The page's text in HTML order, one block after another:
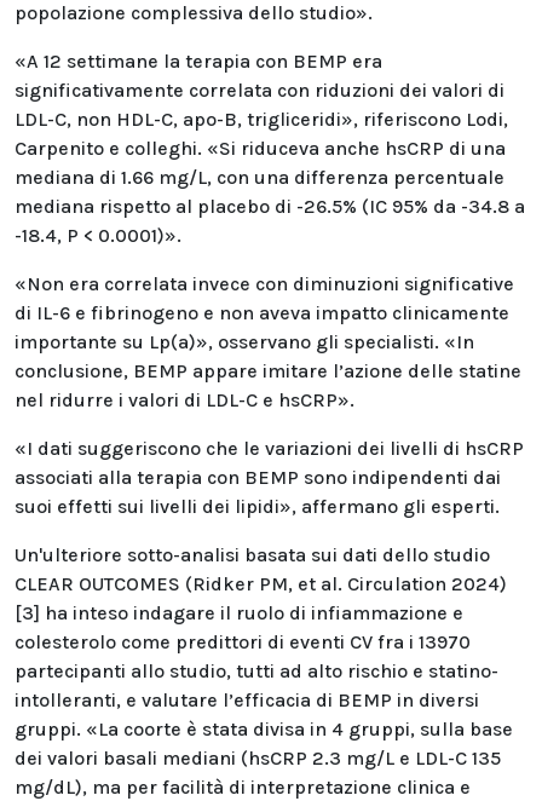
popolazione complessiva dello studio».
«A 12 settimane la terapia con BEMP era
significativamente correlata con riduzioni dei valori di
LDL-C, non HDL-C, apo-B, trigliceridi», riferiscono Lodi,
Carpenito e colleghi. «Si riduceva anche hsCRP di una
mediana di 1.66 mg/L, con una differenza percentuale
mediana rispetto al placebo di -26.5% (IC 95% da -34.8 a
-18.4, P < 0.0001)».
«Non era correlata invece con diminuzioni significative
di IL-6 e fibrinogeno e non aveva impatto clinicamente
importante su Lp(a)», osservano gli specialisti. «In
conclusione, BEMP appare imitare l’azione delle statine
nel ridurre i valori di LDL-C e hsCRP».
«I dati suggeriscono che le variazioni dei livelli di hsCRP
associati alla terapia con BEMP sono indipendenti dai
suoi effetti sui livelli dei lipidi», affermano gli esperti.
Un'ulteriore sotto-analisi basata sui dati dello studio
CLEAR OUTCOMES (Ridker PM, et al. Circulation 2024)
[3] ha inteso indagare il ruolo di infiammazione e
colesterolo come predittori di eventi CV fra i 13970
partecipanti allo studio, tutti ad alto rischio e statino-
intolleranti, e valutare l’efficacia di BEMP in diversi
gruppi. «La coorte è stata divisa in 4 gruppi, sulla base
dei valori basali mediani (hsCRP 2.3 mg/L e LDL-C 135
mg/dL), ma per facilità di interpretazione clinica e